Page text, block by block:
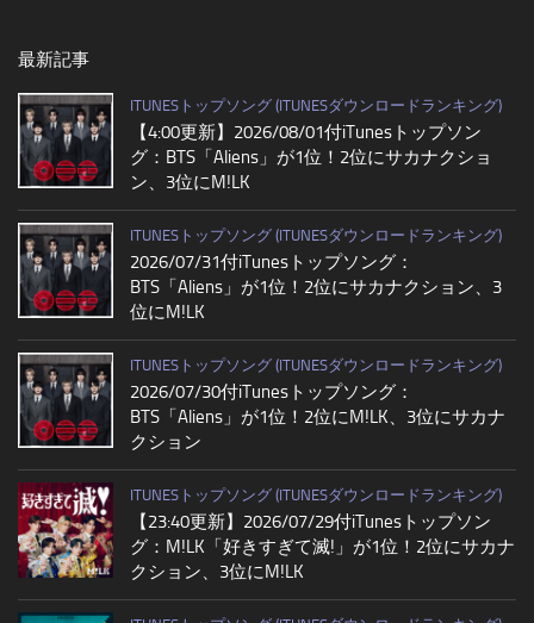
最新記事
ITUNESトップソング (ITUNESダウンロードランキング)
【4:00更新】2026/08/01付iTunesトップソン
グ：BTS「Aliens」が1位！2位にサカナクショ
ン、3位にM!LK
ITUNESトップソング (ITUNESダウンロードランキング)
2026/07/31付iTunesトップソング：
BTS「Aliens」が1位！2位にサカナクション、3
位にM!LK
ITUNESトップソング (ITUNESダウンロードランキング)
2026/07/30付iTunesトップソング：
BTS「Aliens」が1位！2位にM!LK、3位にサカナ
クション
ITUNESトップソング (ITUNESダウンロードランキング)
【23:40更新】2026/07/29付iTunesトップソン
グ：M!LK「好きすぎて滅!」が1位！2位にサカナ
クション、3位にM!LK